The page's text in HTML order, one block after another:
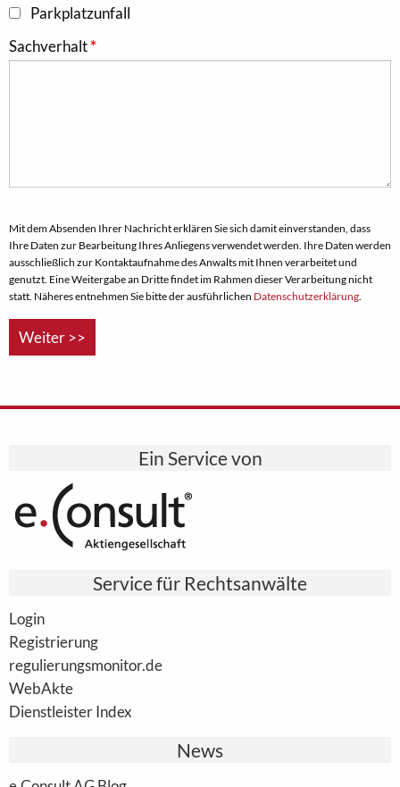
Parkplatzunfall
Sachverhalt
Mit dem Absenden Ihrer Nachricht erklären Sie sich damit einverstanden, dass
Ihre Daten zur Bearbeitung Ihres Anliegens verwendet werden. Ihre Daten werden
ausschließlich zur Kontaktaufnahme des Anwalts mit Ihnen verarbeitet und
genutzt. Eine Weitergabe an Dritte findet im Rahmen dieser Verarbeitung nicht
statt. Näheres entnehmen Sie bitte der ausführlichen Datenschutzerklärung.
Ein Service von
Service für Rechtsanwälte
Login
Registrierung
regulierungsmonitor.de
WebAkte
Dienstleister Index
News